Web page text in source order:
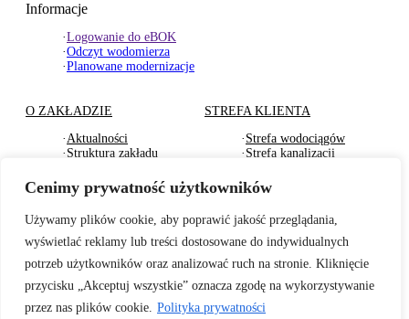
Cenimy prywatność użytkowników
Używamy plików cookie, aby poprawić jakość przeglądania,
wyświetlać reklamy lub treści dostosowane do indywidualnych
potrzeb użytkowników oraz analizować ruch na stronie. Kliknięcie
przycisku „Akceptuj wszystkie” oznacza zgodę na wykorzystywanie
przez nas plików cookie. Polityka prywatności
Informacje
·Logowanie do eBOK
·Odczyt wodomierza
·Planowane modernizacje
O ZAKŁADZIE
· Aktualności
· Struktura zakładu
·Oferty pracy
STREFA KLIENTA
· Strefa wodociągów
· Strefa kanalizacji
komunalnych
·Strefa odbioru odpadów
BADANIA WODY
·Badania wewnętrzne wody
·Informacje o jakości wody
TARYFY I CENNIKI
·Za zbiorowe zaopatrzenie
·Za zbiorowe